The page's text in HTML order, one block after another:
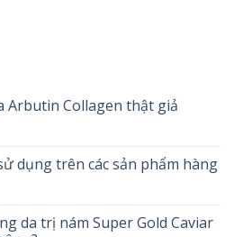
Arbutin Collagen thật giả
dụng trên các sản phẩm hàng
da trị nám Super Gold Caviar